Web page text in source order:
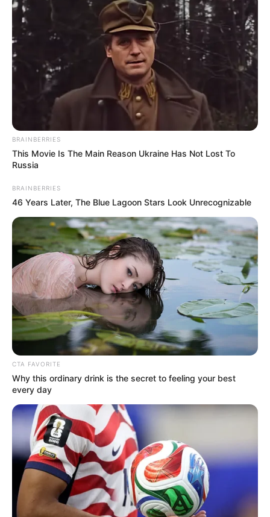
El incidente se produjo en una área residencial
de la municipalidad de Macuelizo, occidente de
Honduras.
BRAINBERRIES
This Movie Is The Main Reason Ukraine Has Not Lost To
Russia
BRAINBERRIES
46 Years Later, The Blue Lagoon Stars Look Unrecognizable
CTA FAVORITE
Why this ordinary drink is the secret to feeling your best
every day